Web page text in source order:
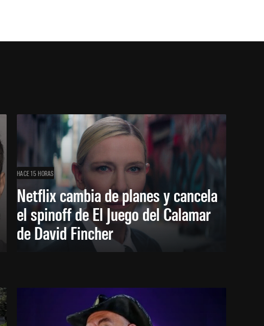
HACE 15 HORAS
Netflix cambia de planes y cancela
el spinoff de El Juego del Calamar
de David Fincher